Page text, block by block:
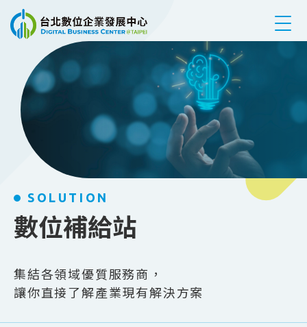
跳到主要內容
SOLUTION
數位補給站
集結各領域優質服務商，
讓你直接了解產業現有解決方案